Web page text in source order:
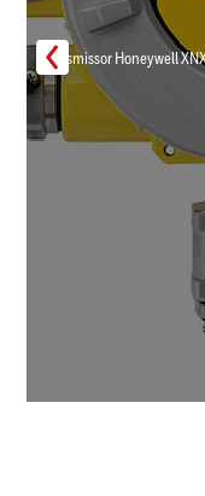
Transmissor Honeywell